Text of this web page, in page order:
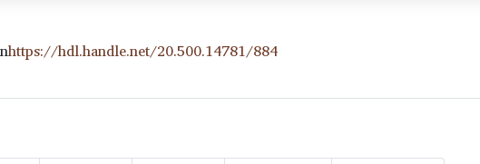
https://hdl.handle.net/20.500.14781/884